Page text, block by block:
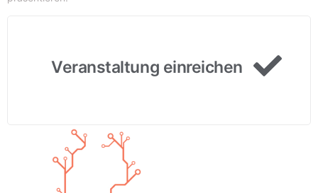
Veranstaltung einreichen